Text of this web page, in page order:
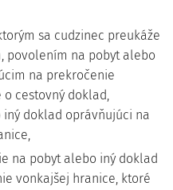
sa cudzinec preukáže
povolením na pobyt alebo
na prekročenie
cestovný doklad,
doklad oprávňujúci na
na pobyt alebo iný doklad
vonkajšej hranice, ktoré